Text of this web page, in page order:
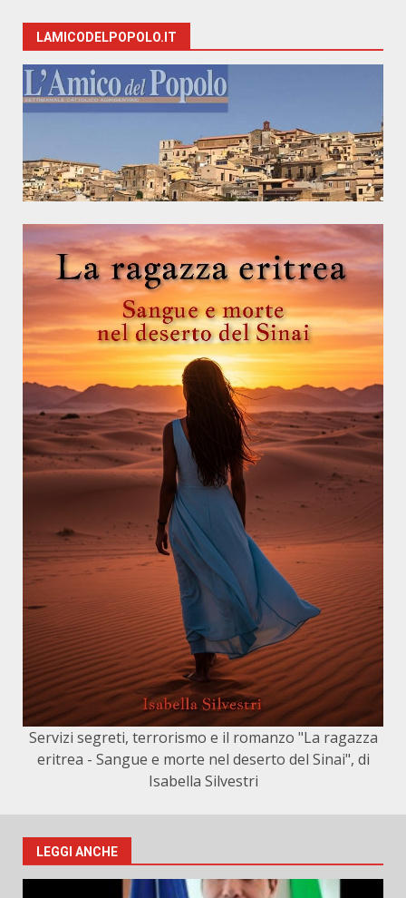
LAMICODELPOPOLO.IT
Servizi segreti, terrorismo e il romanzo "La ragazza
eritrea - Sangue e morte nel deserto del Sinai", di
Isabella Silvestri
LEGGI ANCHE